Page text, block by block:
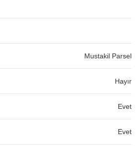
Mustakil Parsel
Hayır
Evet
Evet